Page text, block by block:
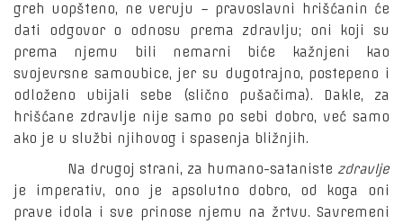
greh uopšteno, ne veruju – pravoslavni hrišćanin će
dati odgovor o odnosu prema zdravlju; oni koji su
prema njemu bili nemarni biće kažnjeni kao
svojevrsne samoubice, jer su dugotrajno, postepeno i
odloženo ubijali sebe (slično pušačima). Dakle, za
hrišćane zdravlje nije samo po sebi dobro, već samo
ako je u službi njihovog i spasenja bližnjih.
Na drugoj strani, za humano-sataniste zdravlje
je imperativ, ono je apsolutno dobro, od koga oni
prave idola i sve prinose njemu na žrtvu. Savremeni